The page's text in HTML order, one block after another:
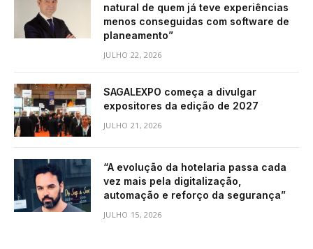
natural de quem já teve experiências
menos conseguidas com software de
planeamento”
JULHO 22, 2026
SAGALEXPO começa a divulgar
expositores da edição de 2027
JULHO 21, 2026
“A evolução da hotelaria passa cada
vez mais pela digitalização,
automação e reforço da segurança”
JULHO 15, 2026